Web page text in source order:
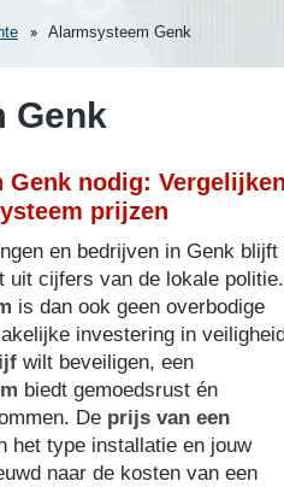
Alarmsysteem Genk
Genk
nodig:
prijzen
en bedrijven in Genk blijft
uit cijfers van de lokale politie.
is dan ook geen overbodige
investering in
wilt beveiligen, een
biedt gemoedsrust én
De prijs van een
het type installatie en jouw
naar de kosten van een